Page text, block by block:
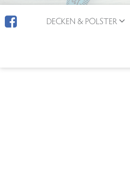
DECKEN & POLSTER